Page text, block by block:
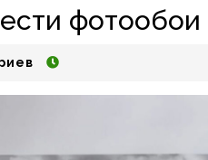
фотообои